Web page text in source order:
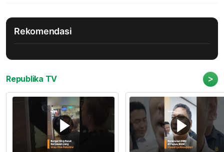
Rekomendasi
Republika TV >